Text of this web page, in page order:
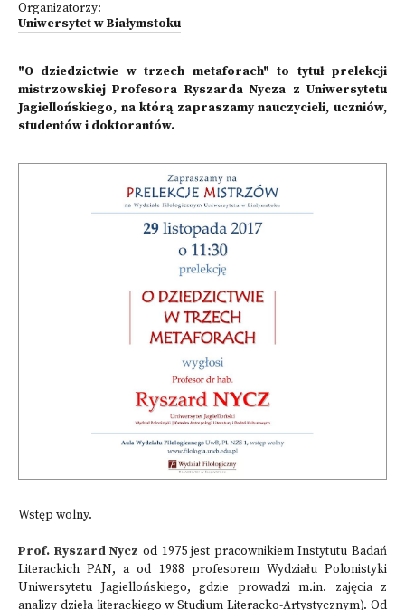
Organizatorzy:
Uniwersytet w Białymstoku
"O dziedzictwie w trzech metaforach" to tytuł prelekcji
mistrzowskiej Profesora Ryszarda Nycza z Uniwersytetu
Jagiellońskiego, na którą zapraszamy nauczycieli, uczniów,
studentów i doktorantów.
Wstęp wolny.
Prof. Ryszard Nycz od 1975 jest pracownikiem Instytutu Badań
Literackich PAN, a od 1988 profesorem Wydziału Polonistyki
Uniwersytetu Jagiellońskiego, gdzie prowadzi m.in. zajęcia z
analizy dzieła literackiego w Studium Literacko-Artystycznym). Od